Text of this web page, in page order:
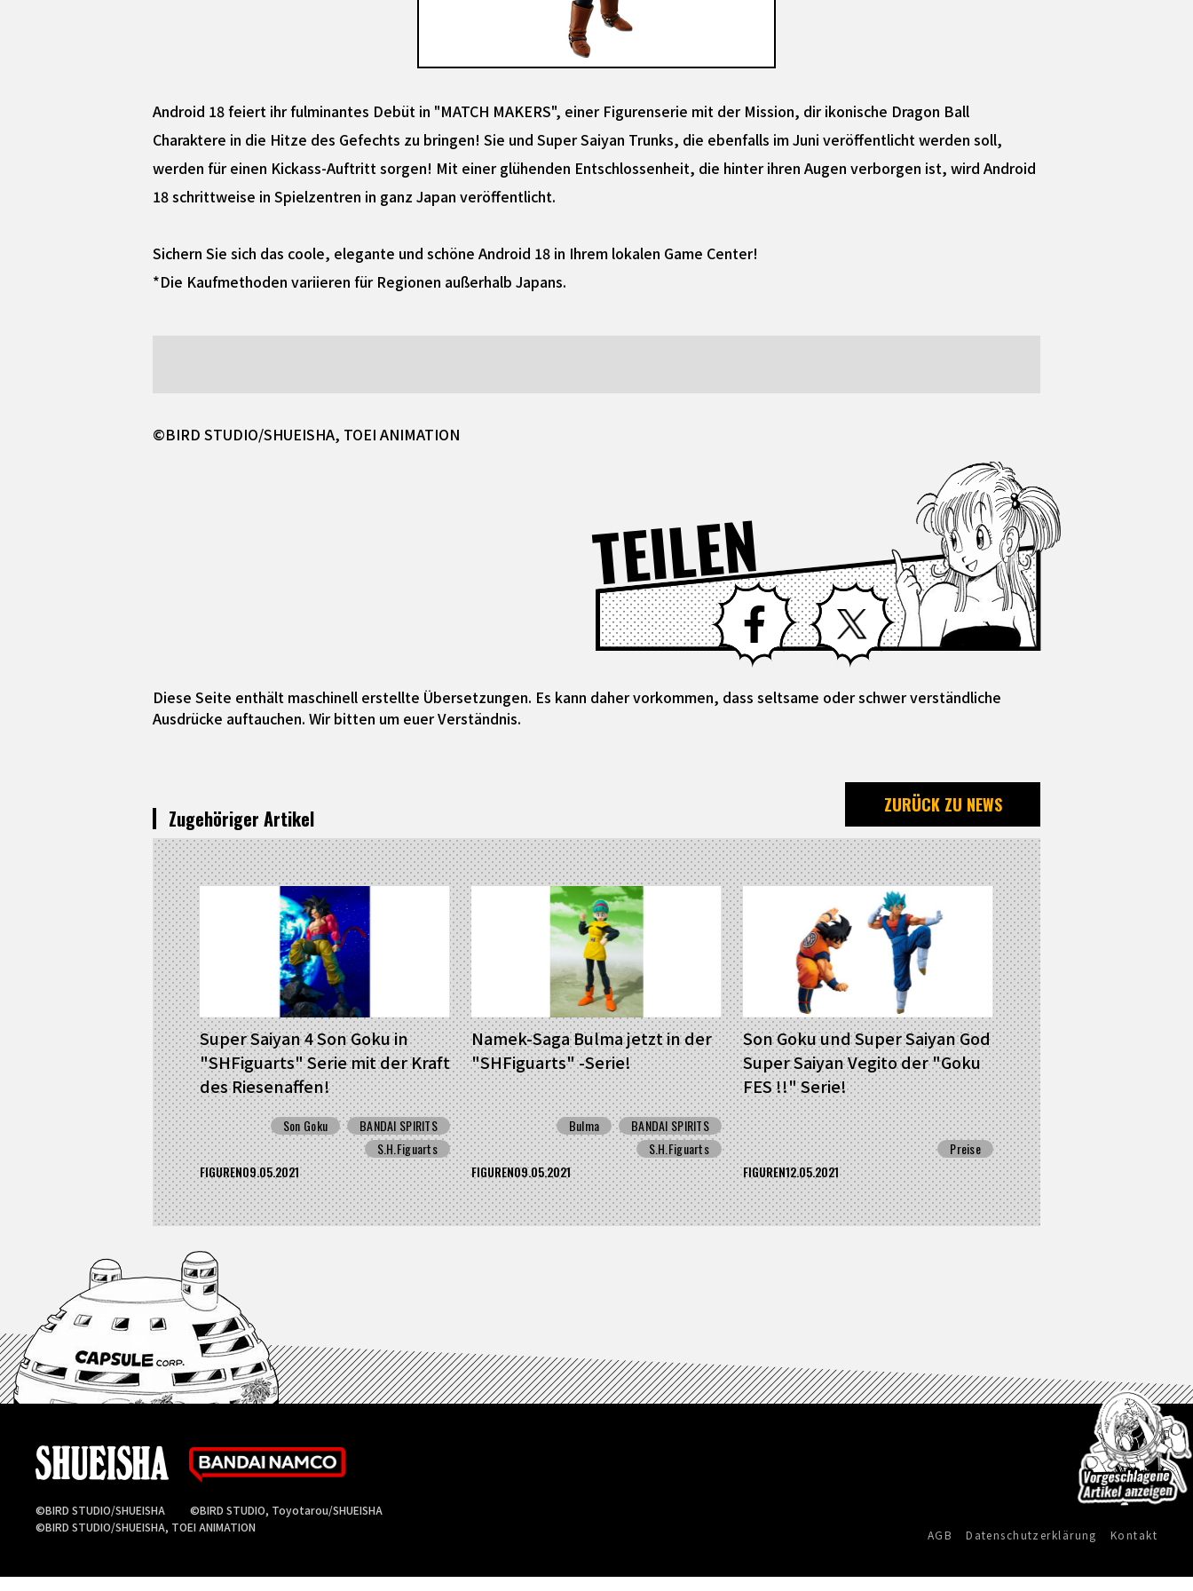
Android 18 feiert ihr fulminantes Debüt in "MATCH MAKERS", einer Figurenserie mit der Mission, dir ikonische Dragon Ball
Charaktere in die Hitze des Gefechts zu bringen! Sie und Super Saiyan Trunks, die ebenfalls im Juni veröffentlicht werden soll,
werden für einen Kickass-Auftritt sorgen! Mit einer glühenden Entschlossenheit, die hinter ihren Augen verborgen ist, wird Android
18 schrittweise in Spielzentren in ganz Japan veröffentlicht.
Sichern Sie sich das coole, elegante und schöne Android 18 in Ihrem lokalen Game Center!
*Die Kaufmethoden variieren für Regionen außerhalb Japans.
©BIRD STUDIO/SHUEISHA, TOEI ANIMATION
TEILEN Facebook X
Diese Seite enthält maschinell erstellte Übersetzungen. Es kann daher vorkommen, dass seltsame oder schwer verständliche
Ausdrücke auftauchen. Wir bitten um euer Verständnis.
ZURÜCK ZU NEWS
Zugehöriger Artikel
Super Saiyan 4 Son Goku in
"SHFiguarts" Serie mit der Kraft
des Riesenaffen!
Son Goku
BANDAI SPIRITS
S.H.Figuarts
FIGUREN09.05.2021
Namek-Saga Bulma jetzt in der
"SHFiguarts" -Serie!
Bulma
BANDAI SPIRITS
S.H.Figuarts
FIGUREN09.05.2021
Son Goku und Super Saiyan God
Super Saiyan Vegito der "Goku
FES !!" Serie!
Preise
FIGUREN12.05.2021
©BIRD STUDIO/SHUEISHA
©BIRD STUDIO, Toyotarou/SHUEISHA
©BIRD STUDIO/SHUEISHA, TOEI ANIMATION
AGB Datenschutzerklärung Kontakt